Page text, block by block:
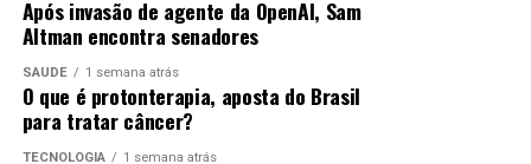
está no verão, recebe mais radiação.
ANÚNCIO
necessários para iniciar uma obra de contenção, com
implantação de sistema de drenagem, e a Comlurb
removeu da encosta 70 toneladas de terra, com o apoio
de 15 caminhões, três pás carregadeiras e 50 garis.
Após invasão de agente da OpenAI, Sam
Altman encontra senadores
SAÚDE 1 semana atrás
O que é protonterapia, aposta do Brasil
para tratar câncer?
TECNOLOGIA 1 semana atrás